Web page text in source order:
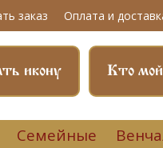
заказ Оплата и
Кто мой
икону
Семейные